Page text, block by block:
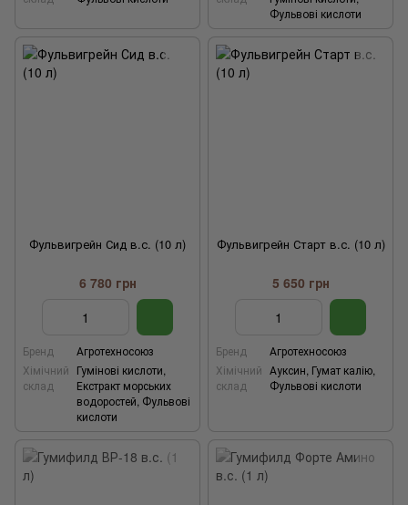
Фульвові кислоти
Фульвигрейн Сид в.с. (10 л)
6 780 грн
Бренд
Агротехносоюз
Хімічний
склад
Гумінові кислоти,
Екстракт морських
водоростей, Фульвові
кислоти
Фульвигрейн Старт в.с. (10 л)
5 650 грн
Бренд
Агротехносоюз
Хімічний
склад
Ауксин, Гумат калію,
Фульвові кислоти